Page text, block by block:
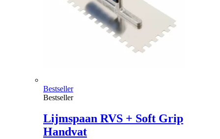
Bestseller
Bestseller
Lijmspaan RVS + Soft Grip
Handvat